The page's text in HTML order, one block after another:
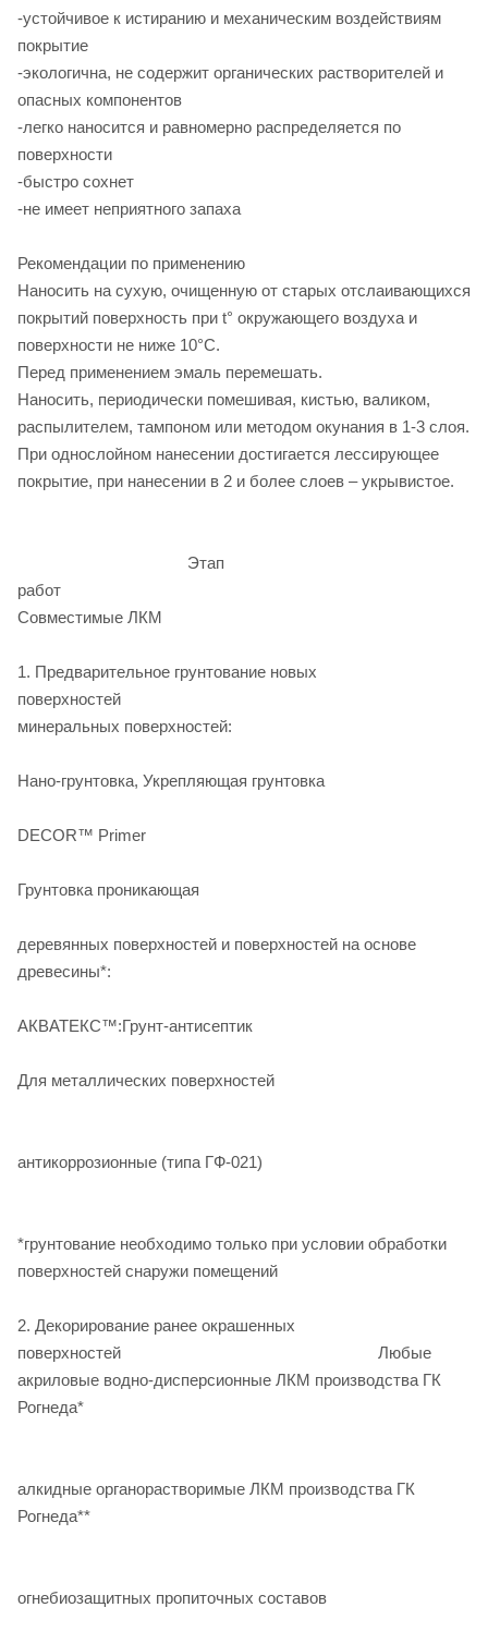
-устойчивое к истиранию и механическим воздействиям
покрытие
-экологична, не содержит органических растворителей и
опасных компонентов
-легко наносится и равномерно распределяется по
поверхности
-быстро сохнет
-не имеет неприятного запаха
Рекомендации по применению
Наносить на сухую, очищенную от старых отслаивающихся
покрытий поверхность при t° окружающего воздуха и
поверхности не ниже 10°С.
Перед применением эмаль перемешать.
Наносить, периодически помешивая, кистью, валиком,
распылителем, тампоном или методом окунания в 1-3 слоя.
При однослойном нанесении достигается лессирующее
покрытие, при нанесении в 2 и более слоев – укрывистое.
Этап
Совместимые ЛКМ
1. Предварительное грунтование новых
поверхностей
минеральных поверхностей:
Нано-грунтовка, Укрепляющая грунтовка
DECOR™ Primer
Грунтовка проникающая
деревянных поверхностей и поверхностей на основе
древесины*:
АКВАТЕКС™:Грунт-антисептик
Для металлических поверхностей
антикоррозионные (типа ГФ-021)
*грунтование необходимо только при условии обработки
поверхностей снаружи помещений
2. Декорирование ранее окрашенных
поверхностей Любые
акриловые водно-дисперсионные ЛКМ производства ГК
Рогнеда*
алкидные органорастворимые ЛКМ производства ГК
Рогнеда**
огнебиозащитных пропиточных составов